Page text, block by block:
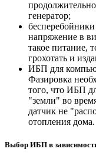
генератор;
напряжение в
такое питание,
грохотать и
ИБП для
Фазировка
того, что ИБП
"земли" во
датчик не
отопления дома.
Выбор ИБП в